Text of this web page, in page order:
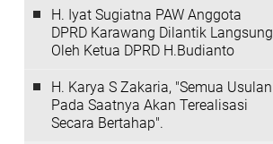
H. Iyat Sugiatna PAW Anggota
DPRD Karawang Dilantik Langsung
Oleh Ketua DPRD H.Budianto
H. Karya S Zakaria, "Semua Usulan
Pada Saatnya Akan Terealisasi
Secara Bertahap".